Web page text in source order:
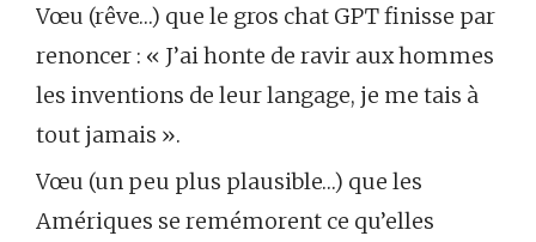
Vœu (rêve…) que le gros chat GPT finisse par
renoncer : « J’ai honte de ravir aux hommes
les inventions de leur langage, je me tais à
tout jamais ».
Vœu (un peu plus plausible…) que les
Amériques se remémorent ce qu’elles